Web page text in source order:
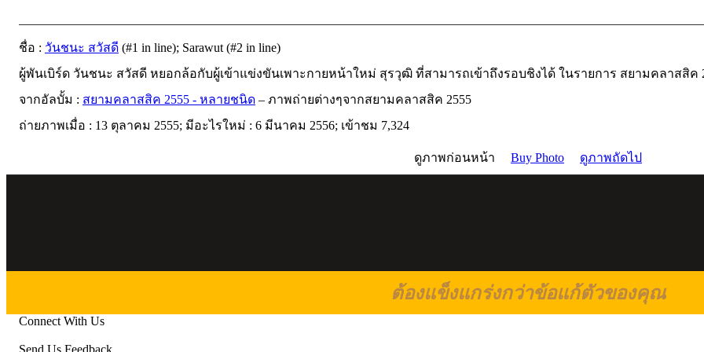
ชื่อ : วันชนะ สวัสดี (#1 in line); Sarawut (#2 in line)
ผู้พันเบิร์ด วันชนะ สวัสดี หยอกล้อกับผู้เข้าแข่งขันเพาะกายหน้าใหม่ สุรวุฒิ ที่สามารถเข้าถึงรอบชิงได้ ในรายการ สยามคลาสสิค
จากอัลบั้ม : สยามคลาสสิค 2555 - หลายชนิด – ภาพถ่ายต่างๆจากสยามคลาสสิค 2555
ถ่ายภาพเมื่อ : 13 ตุลาคม 2555; มีอะไรใหม่ : 6 มีนาคม 2556; เข้าชม 7,324
ดูภาพก่อนหน้า Buy Photo ดูภาพถัดไป
ต้องแข็งแกร่งกว่าข้อแก้ตัวของคุณ
Connect With Us
Send Us Feedback